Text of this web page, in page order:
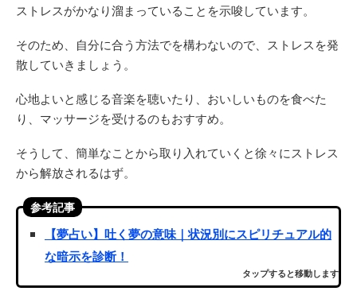
ストレスがかなり溜まっていることを示唆しています。
そのため、自分に合う方法でを構わないので、ストレスを発
散していきましょう。
心地よいと感じる音楽を聴いたり、おいしいものを食べた
り、マッサージを受けるのもおすすめ。
そうして、簡単なことから取り入れていくと徐々にストレス
から解放されるはず。
参考記事
【夢占い】吐く夢の意味｜状況別にスピリチュアル的
な暗示を診断！
タップすると移動します